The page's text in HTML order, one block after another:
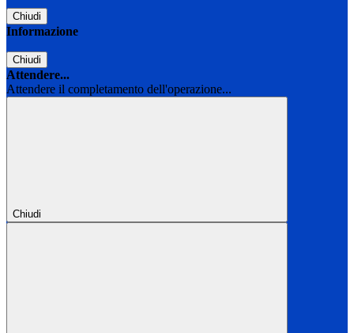
Chiudi
Informazione
Chiudi
Attendere...
Attendere il completamento dell'operazione...
Chiudi